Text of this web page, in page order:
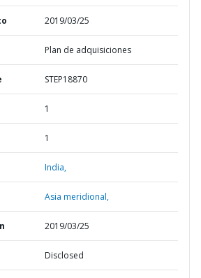
2019/03/25
Plan de adquisiciones
STEP18870
1
1
India,
Asia meridional,
2019/03/25
Disclosed